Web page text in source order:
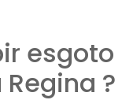
esgoto
?